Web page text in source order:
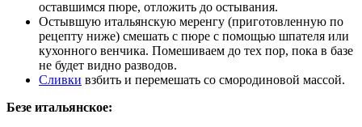
оставшимся пюре, отложить до остывания.
Остывшую итальянскую меренгу (приготовленную по
рецепту ниже) смешать с пюре с помощью шпателя или
кухонного венчика. Помешиваем до тех пор, пока в базе
не будет видно разводов.
Сливки взбить и перемешать со смородиновой массой.
Безе итальянское: